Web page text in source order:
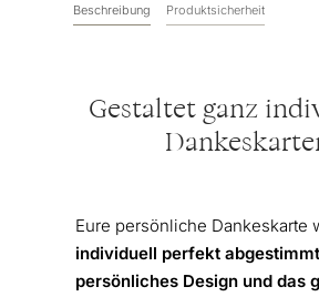
Beschreibung Produktsicherheit
Gestaltet ganz
Eure persönliche Dankeskarte
individuell perfekt
persönliches Design und das